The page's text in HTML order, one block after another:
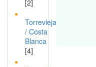
[2]
Torrevieja
/ Costa
Blanca
[4]